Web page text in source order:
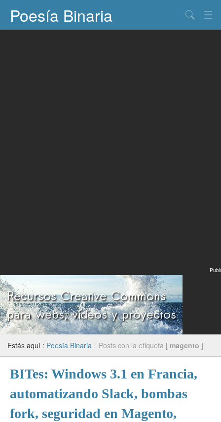
Poesía Binaria
Publi
Estás aquí : Poesía Binaria / Posts con la etiqueta [ magento ]
BITes: Windows 3.1 en Francia,
automatizando Slack, bombas
fork, seguridad en Magento,